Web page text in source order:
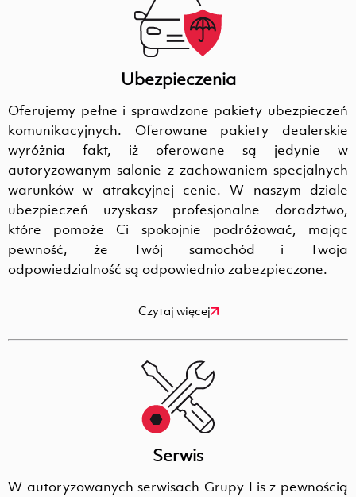
Ubezpieczenia
Oferujemy pełne i sprawdzone pakiety ubezpieczeń
komunikacyjnych. Oferowane pakiety dealerskie
wyróżnia fakt, iż oferowane są jedynie w
autoryzowanym salonie z zachowaniem specjalnych
warunków w atrakcyjnej cenie. W naszym dziale
ubezpieczeń uzyskasz profesjonalne doradztwo,
które pomoże Ci spokojnie podróżować, mając
pewność, że Twój samochód i Twoja
odpowiedzialność są odpowiednio zabezpieczone.
Czytaj więcej
Serwis
W autoryzowanych serwisach Grupy Lis z pewnością